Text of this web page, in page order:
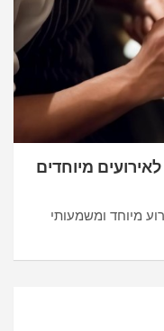
מיוחדים
מיוחד ומשמעותי